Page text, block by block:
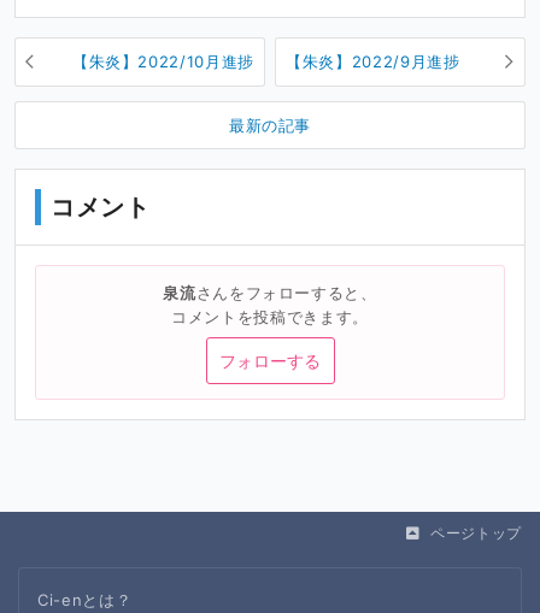
【朱炎】2022/10月進捗 【朱炎】2022/9月進捗
最新の記事
コメント
泉流さんをフォローすると、
コメントを投稿できます。
フォローする
ページトップ
Ci-enとは？